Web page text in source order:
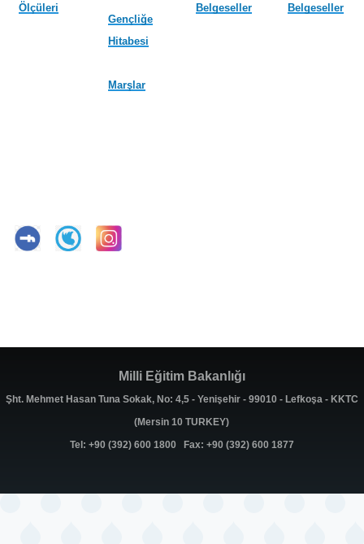
Ölçüleri
Gençliğe
Hitabesi
Marşlar
Belgeseller Belgeseller
Milli Eğitim Bakanlığı
Şht. Mehmet Hasan Tuna Sokak, No: 4,5 - Yenişehir - 99010 - Lefkoşa - KKTC
(Mersin 10 TURKEY)
Tel: +90 (392) 600 1800 Fax: +90 (392) 600 1877